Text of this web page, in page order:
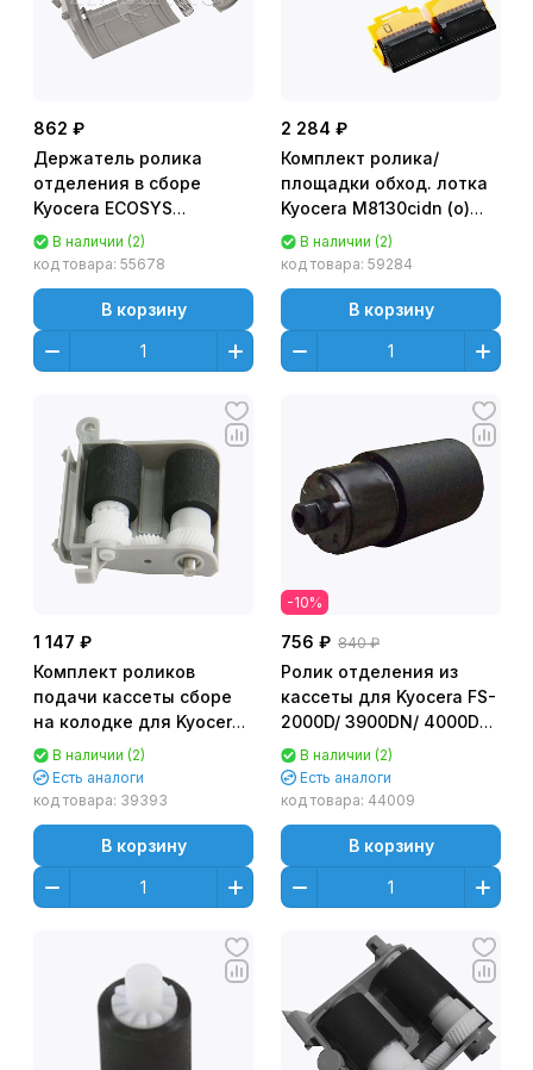
862 ₽
Держатель ролика
отделения в сборе
Kyocera ECOSYS
M3040dn, M3040idn,
M3540idn, M3550idn; FS-
4200DN, 4300DN
[302LV94480 |
2LV94480] (o)
В наличии (2)
код товара: 55678
В корзину
2 284 ₽
Комплект ролика/
площадки обход. лотка
Kyocera M8130cidn (o)
302P194310 /
(2K394460+2P194090)
В наличии (2)
код товара: 59284
В корзину
1 147 ₽
Комплект роликов
подачи кассеты сборе
на колодке для Kyocera
FS-2000D/ FS-2020D/
2F894040/ 302F894042
(2F906230+2F906240)
CET4398
В наличии (2)
Есть аналоги
код товара: 39393
В корзину
-10%
756 ₽ 840 ₽
Ролик отделения из
кассеты для Kyocera FS-
2000D/ 3900DN/ 4000DN/
2020D (302BR06520/
302F909171/ 302F909170)
OEM
В наличии (2)
Есть аналоги
код товара: 44009
В корзину